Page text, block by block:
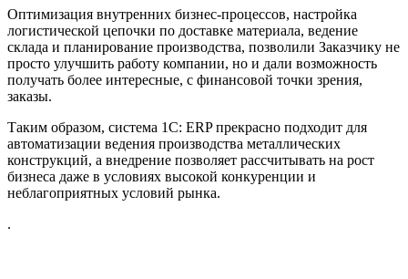
Оптимизация внутренних бизнес-процессов, настройка
логистической цепочки по доставке материала, ведение
склада и планирование производства, позволили Заказчику не
просто улучшить работу компании, но и дали возможность
получать более интересные, с финансовой точки зрения,
заказы.
Таким образом, система 1С: ERP прекрасно подходит для
автоматизации ведения производства металлических
конструкций, а внедрение позволяет рассчитывать на рост
бизнеса даже в условиях высокой конкуренции и
неблагоприятных условий рынка.
.